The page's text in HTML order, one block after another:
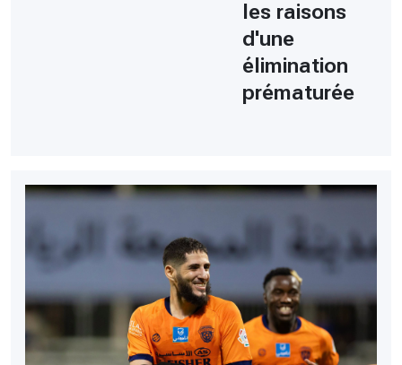
les raisons
d'une
élimination
prématurée